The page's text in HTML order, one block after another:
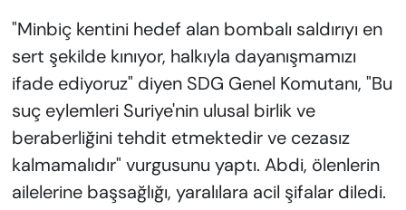
"Minbiç kentini hedef alan bombalı saldırıyı en
sert şekilde kınıyor, halkıyla dayanışmamızı
ifade ediyoruz" diyen SDG Genel Komutanı, "Bu
suç eylemleri Suriye'nin ulusal birlik ve
beraberliğini tehdit etmektedir ve cezasız
kalmamalıdır" vurgusunu yaptı. Abdi, ölenlerin
ailelerine başsağlığı, yaralılara acil şifalar diledi.